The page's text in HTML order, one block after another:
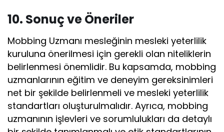
10. Sonuç ve Öneriler
Mobbing Uzmanı mesleğinin mesleki yeterlilik
kuruluna önerilmesi için gerekli olan niteliklerin
belirlenmesi önemlidir. Bu kapsamda, mobbing
uzmanlarının eğitim ve deneyim gereksinimleri
net bir şekilde belirlenmeli ve mesleki yeterlilik
standartları oluşturulmalıdır. Ayrıca, mobbing
uzmanının işlevleri ve sorumlulukları da detaylı